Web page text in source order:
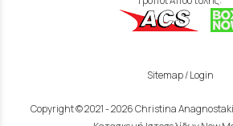
Sitemap/Login
Copyright © 2021 - 2026 Christina